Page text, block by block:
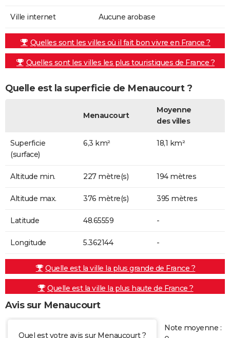
Ville internet Aucune arobase
Quelles sont les villes où il fait bon vivre en France ?
Quelles sont les villes les plus touristiques de France ?
Quelle est la superficie de Menaucourt ?
Menaucourt
Moyenne
des villes
Superficie
(surface)
6,3 km² 18,1 km²
Altitude min. 227 mètre(s) 194 mètres
Altitude max. 376 mètre(s) 395 mètres
Latitude 48.65559 -
Longitude 5.362144 -
Quelle est la ville la plus grande de France ?
Quelle est la ville la plus haute de France ?
Avis sur Menaucourt
Quel est votre avis sur Menaucourt ?
Note moyenne :